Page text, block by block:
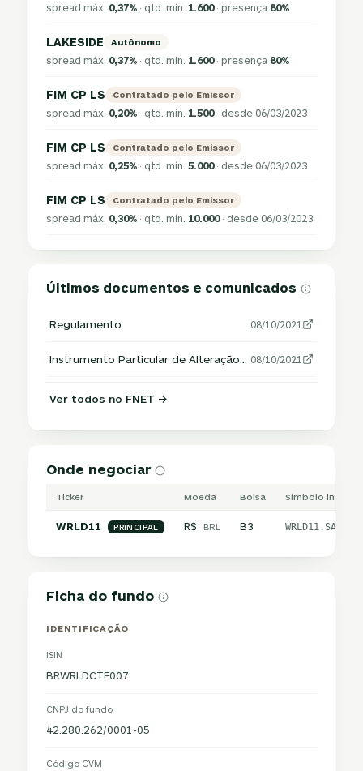
spread máx. 0,37% · qtd. mín.1.600· presença 80%
LAKESIDE Autônomo
spread máx. 0,37% · qtd. mín.1.600· presença 80%
FIM CP LS Contratado pelo Emissor
spread máx. 0,20% · qtd. mín.1.500· desde 06/03/2023
FIM CP LS Contratado pelo Emissor
spread máx. 0,25% · qtd. mín.5.000· desde 06/03/2023
FIM CP LS Contratado pelo Emissor
spread máx. 0,30% · qtd. mín.10.000· desde 06/03/2023
Últimos documentos e comunicados
Regulamento 08/10/2021
08/10/2021
Ver todos no FNET →
Onde negociar
Ticker Moeda Bolsa Símbolo
WRLD11 PRINCIPAL R$ BRL B3 WRLD11.SA
Ficha do fundo
IDENTIFICAÇÃO
ISIN
BRWRLDCTF007
CNPJ do fundo
42.280.262/0001-05
Código CVM